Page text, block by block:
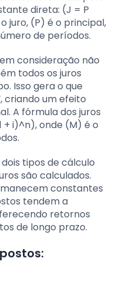
direta: (J = P
juro, (P) é o principal,
de períodos.
consideração não
todos os juros
Isso gera o que
criando um efeito
A fórmula dos juros
i)^n), onde (M) é o
tipos de cálculo
são calculados.
constantes
tendem a
retornos
de longo prazo.